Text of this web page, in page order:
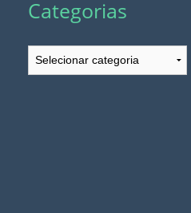
Categorias
Categorias